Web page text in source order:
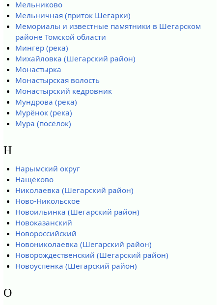
Мельниково
Мельничная (приток Шегарки)
Мемориалы и известные памятники в Шегарском
районе Томской области
Мингер (река)
Михайловка (Шегарский район)
Монастырка
Монастырская волость
Монастырский кедровник
Мундрова (река)
Мурёнок (река)
Мура (посёлок)
Н
Нарымский округ
Нащёково
Николаевка (Шегарский район)
Ново-Никольское
Новоильинка (Шегарский район)
Новоказанский
Новороссийский
Новониколаевка (Шегарский район)
Новорождественский (Шегарский район)
Новоуспенка (Шегарский район)
О